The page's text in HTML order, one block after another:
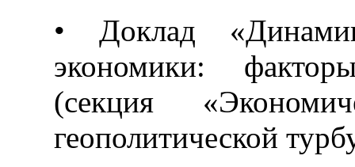
• Доклад
экономики:
(секция
геополитической